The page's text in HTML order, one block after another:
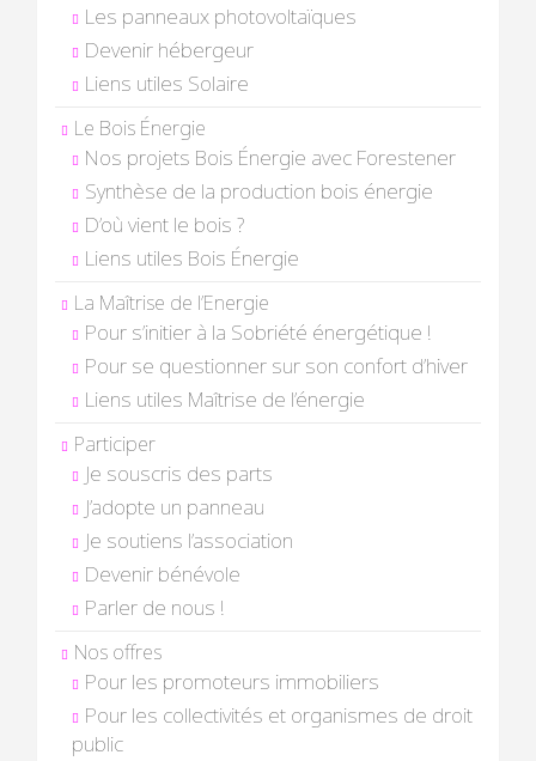
Les panneaux photovoltaïques
Devenir hébergeur
Liens utiles Solaire
Le Bois Énergie
Nos projets Bois Énergie avec Forestener
Synthèse de la production bois énergie
D’où vient le bois ?
Liens utiles Bois Énergie
La Maîtrise de l’Energie
Pour s’initier à la Sobriété énergétique !
Pour se questionner sur son confort d’hiver
Liens utiles Maîtrise de l’énergie
Participer
Je souscris des parts
J’adopte un panneau
Je soutiens l’association
Devenir bénévole
Parler de nous !
Nos offres
Pour les promoteurs immobiliers
Pour les collectivités et organismes de droit
public